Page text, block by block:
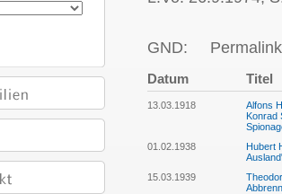
GND:
Datum Titel
13.03.1918
Alfons
Konrad
01.02.1938
Hubert
15.03.1939